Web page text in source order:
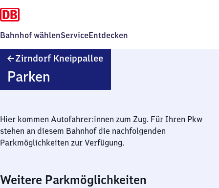
Bahnhof wählenServiceEntdecken
Zirndorf Kneippallee
Parken
Hier kommen Autofahrer:innen zum Zug. Für Ihren Pkw
stehen an diesem Bahnhof die nachfolgenden
Parkmöglichkeiten zur Verfügung.
Weitere Parkmöglichkeiten